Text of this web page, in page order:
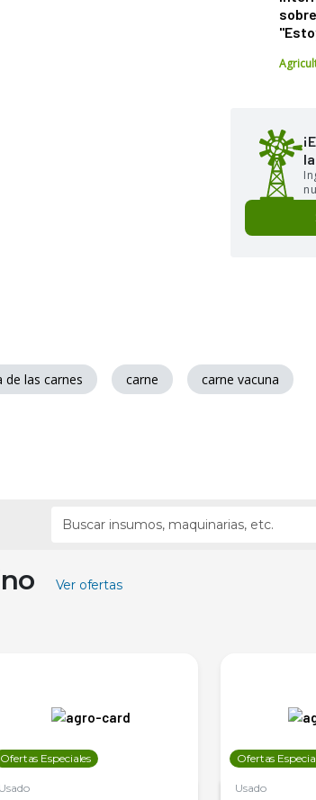
de las carnes carne carne vacuna
Ver ofertas
Ofertas Especiales
Usado
Ofertas
Usado